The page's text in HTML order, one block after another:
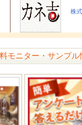
株
モニター・サンプル
ント紹介
『もう一品』シリーズで お馴染
をアレンジ うちは豆系は皆好きで
しまう勢いなので、 専用で分けて
いうレベルではないけど、 休みの
相性も良いしホイップクリームに
て中に巻く方式🥪 さらに甘酒にイ